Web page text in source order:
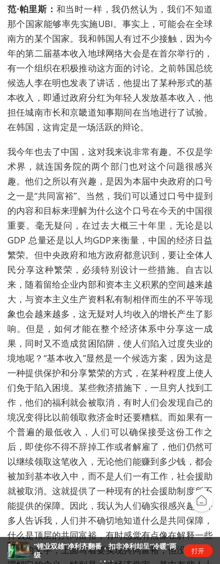
范·帕里斯： 和当时一样，我仍然认为，我们不知道
那个国家能够率先实施UBI。事实上，可能会在全球
南方的某个国家。我和韩国人有过不少接触，因为今
年的第二届基本收入地球网络大会是在首尔举行的，
有一个组织在积极推动这方面的讨论。之前韩国总统
候选人李在明也发表了讲话，他提出了某种形式的基
本收入，即通过政府分红为年轻人发放基本收入，他
担任城南市长和京畿道知事期间在当地进行了试验。
在韩国，这肯定是一场活跃的辩论。
我今年也去了中国，这对我来说非常有趣。不仅是学
术界，就连国务院的两个部门也对这个问题很感兴
趣。他们之所以有兴趣，是因为本届中央政府的口号
之一是“共同富裕”。当然，我们可以通过口号中提到
的内容和目标来理解为什么这个口号在今天的中国很
重要。毫无疑问，在过去大概三十年里，无论是以
GDP 总量还是以人均GDP来衡量，中国的经济日益
繁荣。但中央政府和地方政府都意识到，要让全体人
民分享这种繁荣，必须特别设计一些措施。自古以
来，随着留给企业内部和资本主义积累的空间越来越
大，与资本主义生产资料私有制相伴而生的不平等现
象也会越来越多，这无疑对人均收入的增长产生了影
响。但是，如何才能在整个经济体系中分享这一成
果，同时又不造成贫困陷阱，使人们陷入过度失业的
境地呢？“基本收入”显然是一个候选方案，因为这是
一种提供保护和分享繁荣的方式，在某种程度上使人
们免于陷入困境。某些救济措施下，一旦穷人找到工
作，他们的福利就会被取消，有时人们会发现自己的
境况变得比以前领取救济金时还要糟糕。而如果有一
个普遍的最低收入，人们可以确保接受这份工作之
后，即使你不得不辞掉工作或者解雇了，他们仍然可
以继续领取这笔收入，无论他们能赚到多少钱，都会
被加到基本收入中，而不是人们一有工作，社会援助
就被取消。这就提供了一种现有的社会援助制度所不
能提供的保障。因此，我认为人们确实很感兴趣。许
多人告诉我，人们并不确切地知道什么是共同保障，
什么是顶层的共同富裕，有时感觉有点像在解释一些
神圣的文字，上面写着要实现共同富裕，但没人真正
“锂业双雄”净利齐翻番，扣非净利却呈“冷暖”两
级
打开